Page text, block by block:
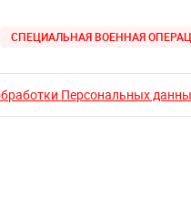
СПЕЦИАЛЬНАЯ ВОЕННАЯ
Персональных